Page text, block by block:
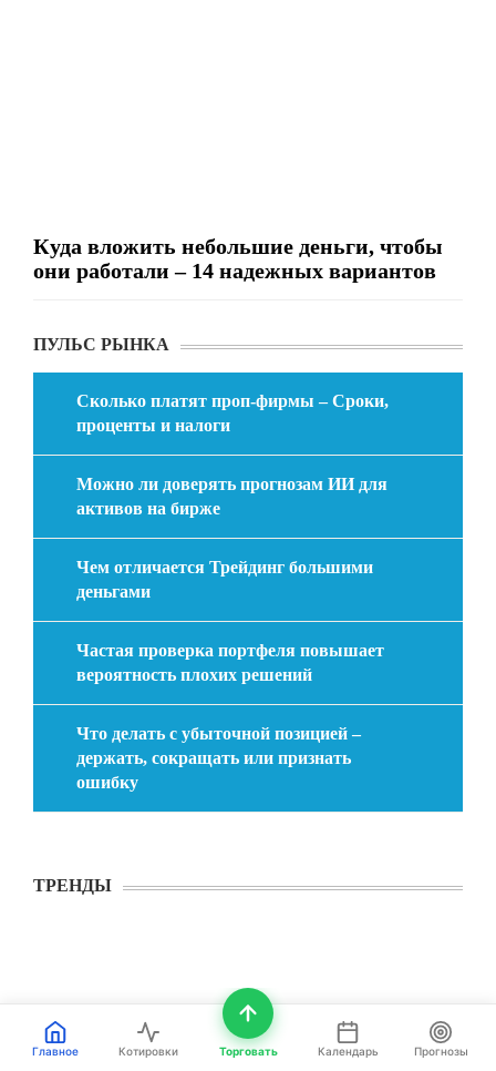
Куда вложить небольшие деньги, чтобы
они работали – 14 надежных вариантов
ПУЛЬС РЫНКА
Сколько платят проп-фирмы – Сроки,
проценты и налоги
Можно ли доверять прогнозам ИИ для
активов на бирже
Чем отличается Трейдинг большими
деньгами
Частая проверка портфеля повышает
вероятность плохих решений
Что делать с убыточной позицией –
держать, сокращать или признать
ошибку
ТРЕНДЫ
Главное Котировки Торговать Календарь Прогнозы